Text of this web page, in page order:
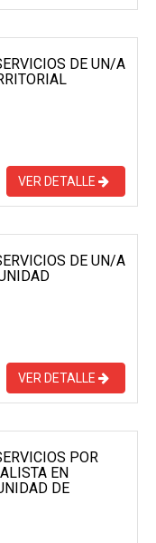
DE UN/A
VER DETALLE
DE UN/A
VER DETALLE
POR
EN
DE